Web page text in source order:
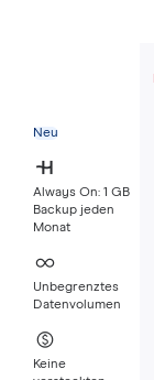
Neu
Always On: 1 GB
Backup jeden
Monat
Unbegrenztes
Datenvolumen
Keine